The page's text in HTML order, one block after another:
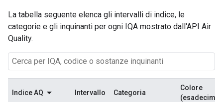
La tabella seguente elenca gli intervalli di indice, le
categorie e gli inquinanti per ogni IQA mostrato dall'API Air
Quality.
Indice AQ Intervallo Categoria
Colore